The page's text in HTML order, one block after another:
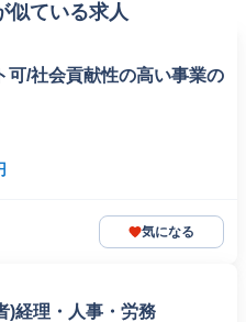
似ている求人
/社会貢献性の高い事業の
気になる
)経理・人事・労務